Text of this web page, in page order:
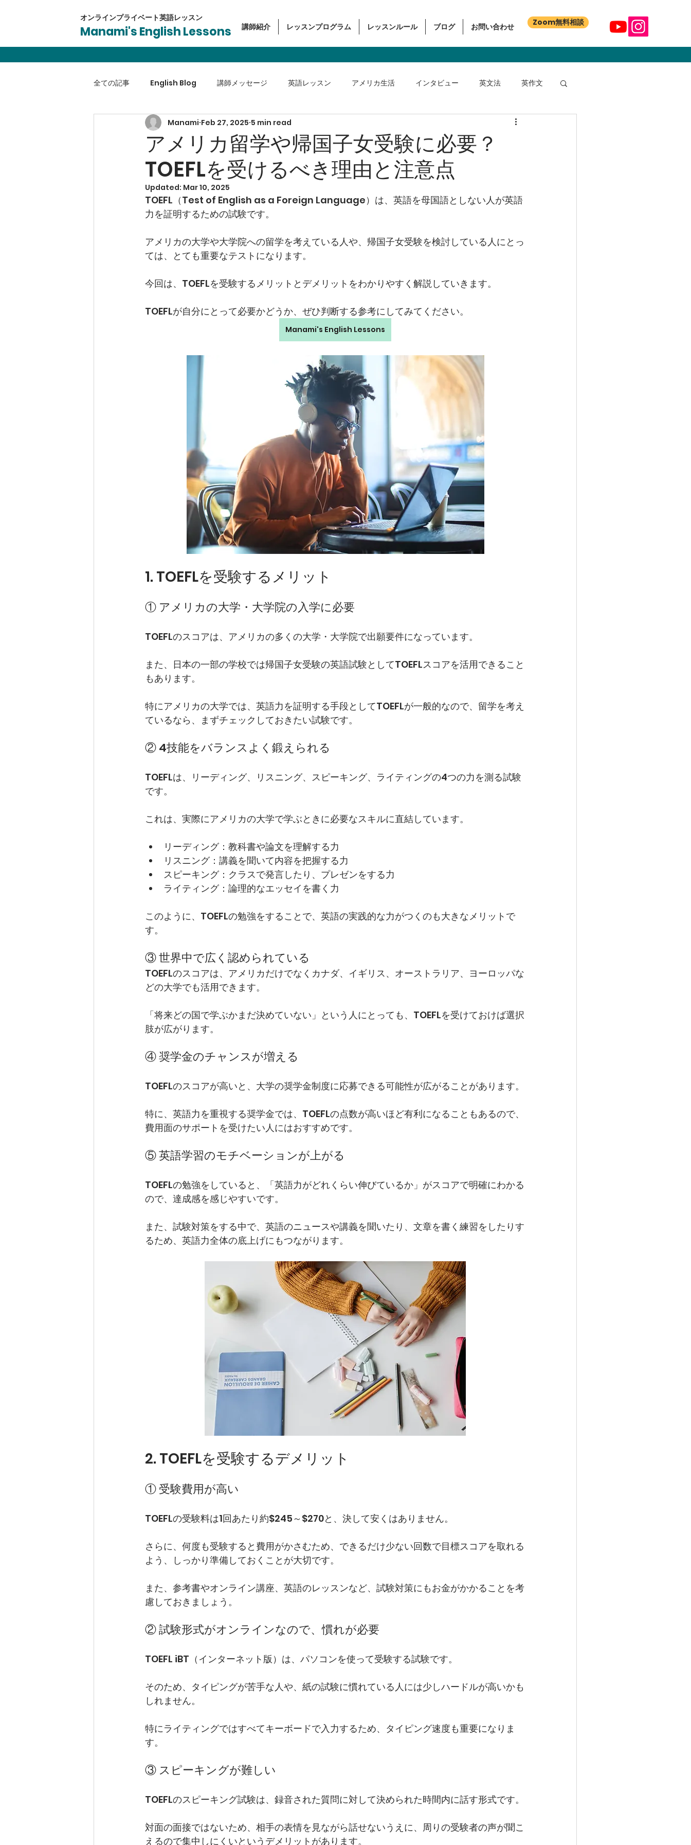
オンラインプライベート​英語レッスン
Manami's English Lessons 講師紹介 レッスンプログラム レッスンルール ブログ お問い合わせ Zoom無料相談
全ての記事 English Blog 講師メッセージ 英語レッスン アメリカ生活 インタビュー 英文法 英作文
受験対策 ビジネス英語
アメリカ留学や帰国子女受験に必要？
TOEFLを受けるべき理由と注意点
Manami Feb 27, 2025 5 min read
Updated: Mar 10, 2025
TOEFL（Test of English as a Foreign Language）は、英語を母国語としない人が英語
力を証明するための試験です。
アメリカの大学や大学院への留学を考えている人や、帰国子女受験を検討している人にとっ
ては、とても重要なテストになります。
今回は、TOEFLを受験するメリットとデメリットをわかりやすく解説していきます。
TOEFLが自分にとって必要かどうか、ぜひ判断する参考にしてみてください。
Manami's English Lessons
1. TOEFLを受験するメリット
① アメリカの大学・大学院の入学に必要
TOEFLのスコアは、アメリカの多くの大学・大学院で出願要件になっています。
また、日本の一部の学校では帰国子女受験の英語試験としてTOEFLスコアを活用できること
もあります。
特にアメリカの大学では、英語力を証明する手段としてTOEFLが一般的なので、留学を考え
ているなら、まずチェックしておきたい試験です。
② 4技能をバランスよく鍛えられる
TOEFLは、リーディング、リスニング、スピーキング、ライティングの4つの力を測る試験
です。
これは、実際にアメリカの大学で学ぶときに必要なスキルに直結しています。
リーディング：教科書や論文を理解する力
リスニング：講義を聞いて内容を把握する力
スピーキング：クラスで発言したり、プレゼンをする力
ライティング：論理的なエッセイを書く力
このように、TOEFLの勉強をすることで、英語の実践的な力がつくのも大きなメリットで
す。
③ 世界中で広く認められている
TOEFLのスコアは、アメリカだけでなくカナダ、イギリス、オーストラリア、ヨーロッパな
どの大学でも活用できます。
「将来どの国で学ぶかまだ決めていない」という人にとっても、TOEFLを受けておけば選択
肢が広がります。
④ 奨学金のチャンスが増える
TOEFLのスコアが高いと、大学の奨学金制度に応募できる可能性が広がることがあります。
特に、英語力を重視する奨学金では、TOEFLの点数が高いほど有利になることもあるので、
費用面のサポートを受けたい人にはおすすめです。
⑤ 英語学習のモチベーションが上がる
TOEFLの勉強をしていると、「英語力がどれくらい伸びているか」がスコアで明確にわかる
ので、達成感を感じやすいです。
また、試験対策をする中で、英語のニュースや講義を聞いたり、文章を書く練習をしたりす
るため、英語力全体の底上げにもつながります。
2. TOEFLを受験するデメリット
① 受験費用が高い
TOEFLの受験料は1回あたり約$245～$270と、決して安くはありません。
さらに、何度も受験すると費用がかさむため、できるだけ少ない回数で目標スコアを取れる
よう、しっかり準備しておくことが大切です。
また、参考書やオンライン講座、英語のレッスンなど、試験対策にもお金がかかることを考
慮しておきましょう。
② 試験形式がオンラインなので、慣れが必要
TOEFL iBT（インターネット版）は、パソコンを使って受験する試験です。
そのため、タイピングが苦手な人や、紙の試験に慣れている人には少しハードルが高いかも
しれません。
特にライティングではすべてキーボードで入力するため、タイピング速度も重要になりま
す。
③ スピーキングが難しい
TOEFLのスピーキング試験は、録音された質問に対して決められた時間内に話す形式です。
対面の面接ではないため、相手の表情を見ながら話せないうえに、周りの受験者の声が聞こ
えるので集中しにくいというデメリットがあります。